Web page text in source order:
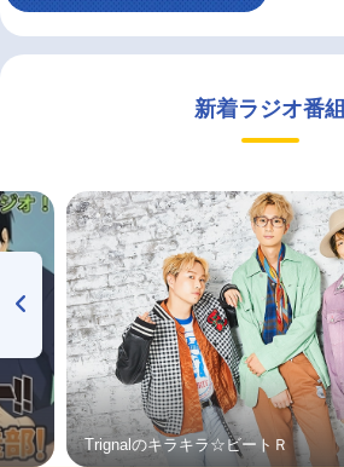
新着ラジオ番組
Trignalのキラキラ☆ビートＲ